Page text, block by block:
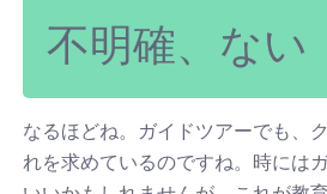
不明確、ない
なるほどね。ガイドツアーでも、
れを求めているのですね。時には